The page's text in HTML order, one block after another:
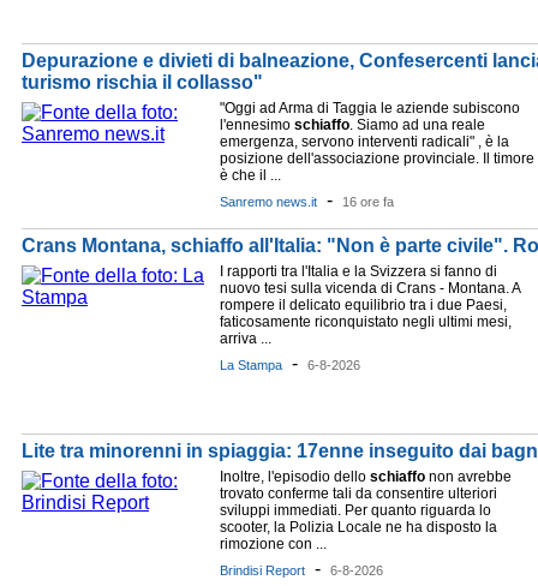
Depurazione e divieti di balneazione, Confesercenti
turismo rischia il collasso"
"Oggi ad Arma di Taggia le aziende subiscono
l'ennesimo schiaffo. Siamo ad una reale
emergenza, servono interventi radicali" , è la
posizione dell'associazione provinciale. Il timore
è che il ...
Sanremo news.it - 16 ore fa
Crans Montana, schiaffo all'Italia: "Non è parte civile".
I rapporti tra l'Italia e la Svizzera si fanno di
nuovo tesi sulla vicenda di Crans - Montana. A
rompere il delicato equilibrio tra i due Paesi,
faticosamente riconquistato negli ultimi mesi,
arriva ...
La Stampa - 6-8-2026
Lite tra minorenni in spiaggia: 17enne inseguito dai
Inoltre, l'episodio dello schiaffo non avrebbe
trovato conferme tali da consentire ulteriori
sviluppi immediati. Per quanto riguarda lo
scooter, la Polizia Locale ne ha disposto la
rimozione con ...
Brindisi Report - 6-8-2026